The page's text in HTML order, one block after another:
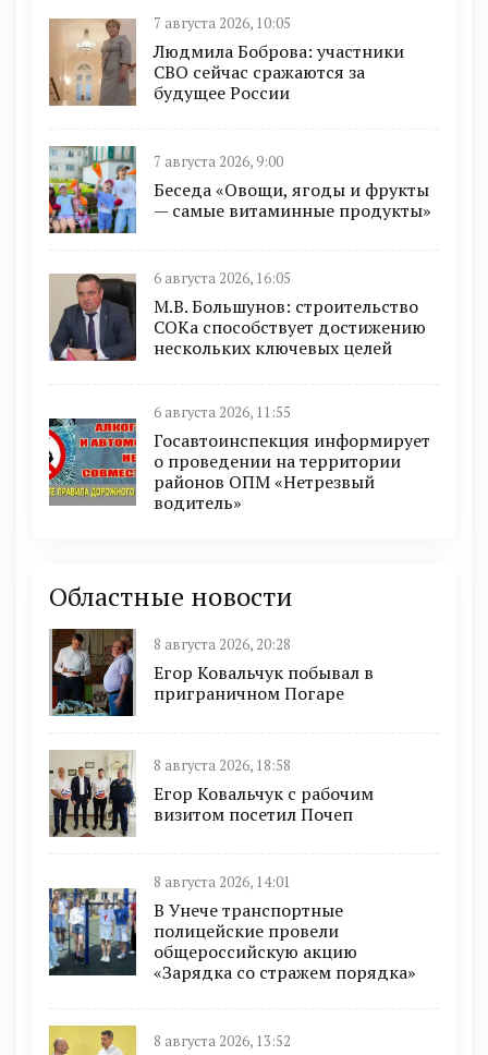
7 августа 2026, 10:05
Людмила Боброва: участники
СВО сейчас сражаются за
будущее России
7 августа 2026, 9:00
Беседа «Овощи, ягоды и фрукты
— самые витаминные продукты»
6 августа 2026, 16:05
М.В. Большунов: строительство
СОКа способствует достижению
нескольких ключевых целей
6 августа 2026, 11:55
Госавтоинспекция информирует
о проведении на территории
районов ОПМ «Нетрезвый
водитель»
Областные новости
8 августа 2026, 20:28
Егор Ковальчук побывал в
приграничном Погаре
8 августа 2026, 18:58
Егор Ковальчук с рабочим
визитом посетил Почеп
8 августа 2026, 14:01
В Унече транспортные
полицейские провели
общероссийскую акцию
«Зарядка со стражем порядка»
8 августа 2026, 13:52